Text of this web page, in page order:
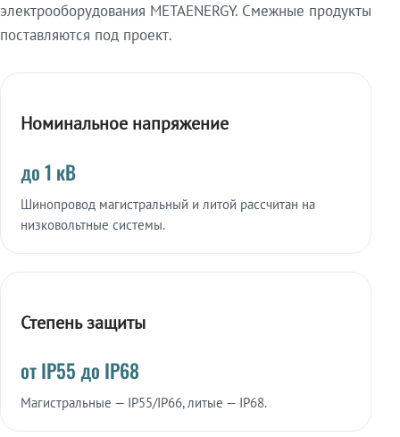
электрооборудования METAENERGY. Смежные продукты
поставляются под проект.
Номинальное напряжение
до 1 кВ
Шинопровод магистральный и литой рассчитан на
низковольтные системы.
Степень защиты
от IP55 до IP68
Магистральные — IP55/IP66, литые — IP68.